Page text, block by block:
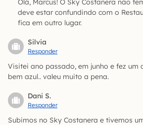
Olá, Marcus! O Sky Costanera não
deve estar confundindo com o
fica em outro lugar.
Silvia
Responder
Visitei ano passado, em junho e fez um
bem azul.. valeu muito a pena.
Dani S.
Responder
Subimos no Sky Costanera e tivemos